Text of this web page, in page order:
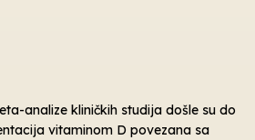
analize kliničkih studija došle su do
vitaminom D povezana sa